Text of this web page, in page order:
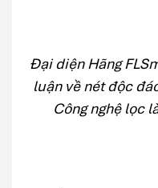
Đại diện Hãng
luận về nét độc
Công nghệ lọc